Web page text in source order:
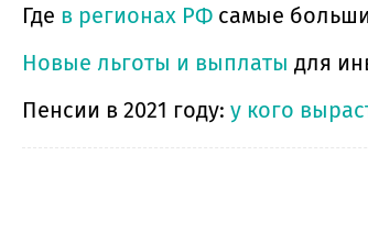
Где в регионах РФ самые
Новые льготы и выплаты для
Пенсии в 2021 году: у кого